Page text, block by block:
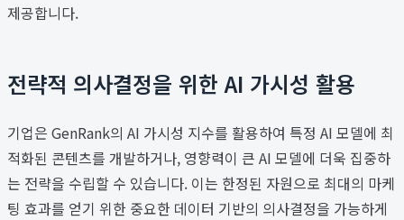
제공합니다.
전략적 의사결정을 위한 AI 가시성 활용
기업은 GenRank의 AI 가시성 지수를 활용하여 특정 AI 모델에 최
적화된 콘텐츠를 개발하거나, 영향력이 큰 AI 모델에 더욱 집중하
는 전략을 수립할 수 있습니다. 이는 한정된 자원으로 최대의 마케
팅 효과를 얻기 위한 중요한 데이터 기반의 의사결정을 가능하게